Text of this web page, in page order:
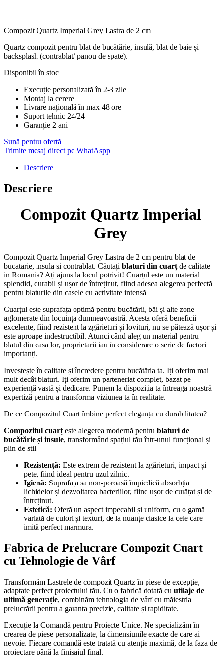
Compozit Quartz Imperial Grey Lastra de 2 cm
Quartz compozit pentru blat de bucătărie, insulă, blat de baie și
backsplash (contrablat/ panou de spate).
Disponibil în stoc
Execuție personalizată în 2-3 zile
Montaj la cerere
Livrare națională în max 48 ore
Suport tehnic 24/24
Garanție 2 ani
Sună pentru ofertă
Trimite mesaj direct pe WhatAspp
Descriere
Descriere
Compozit Quartz Imperial
Grey
Compozit Quartz Imperial Grey Lastra de 2 cm pentru blat de
bucatarie, insula si contrablat. Căutați blaturi din cuarț de calitate
in Romania? Ați ajuns la locul potrivit! Cuarțul este un material
splendid, durabil și ușor de întreținut, fiind adesea alegerea perfectă
pentru blaturile din casele cu activitate intensă.
Cuarțul este suprafața optimă pentru bucătării, băi și alte zone
aglomerate din locuința dumneavoastră. Acesta oferă beneficii
excelente, fiind rezistent la zgârieturi și lovituri, nu se pătează ușor și
este aproape indestructibil. Atunci când aleg un material pentru
blatul din casa lor, proprietarii iau în considerare o serie de factori
importanți.
Investește în calitate și încredere pentru bucătăria ta. Iți oferim mai
mult decât blaturi. Iți oferim un parteneriat complet, bazat pe
experiență vastă și dedicare. Punem la dispoziția ta întreaga noastră
expertiză pentru a transforma viziunea ta în realitate.
De ce Compozitul Cuart îmbine perfect eleganța cu durabilitatea?
Compozitul cuarț este alegerea modernă pentru blaturi de
bucătărie și insule, transformând spațiul tău într-unul funcțional și
plin de stil.
Rezistență: Este extrem de rezistent la zgârieturi, impact și
pete, fiind ideal pentru uzul zilnic.
Igienă: Suprafața sa non-poroasă împiedică absorbția
lichidelor și dezvoltarea bacteriilor, fiind ușor de curățat și de
întreținut.
Estetică: Oferă un aspect impecabil și uniform, cu o gamă
variată de culori și texturi, de la nuanțe clasice la cele care
imită perfect marmura.
Fabrica de Prelucrare Compozit Cuart
cu Tehnologie de Vârf
Transformăm Lastrele de compozit Quartz în piese de excepție,
adaptate perfect proiectului tău. Cu o fabrică dotată cu utilaje de
ultimă generație, combinăm tehnologia de vârf cu măiestria
prelucrării pentru a garanta precizie, calitate și rapiditate.
Execuție la Comandă pentru Proiecte Unice. Ne specializăm în
crearea de piese personalizate, la dimensiunile exacte de care ai
nevoie. Fiecare comandă este tratată cu atenție maximă, de la faza de
proiectare până la finisajul final.